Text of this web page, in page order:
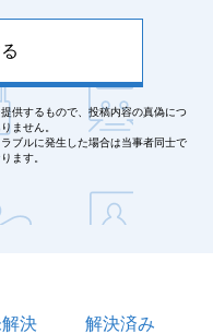
供するもので、投稿内容の真偽につ
ません。
ブルに発生した場合は当事者同士で
ます。
決 解決済み